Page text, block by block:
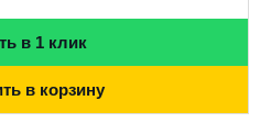
в 1 клик
в корзину